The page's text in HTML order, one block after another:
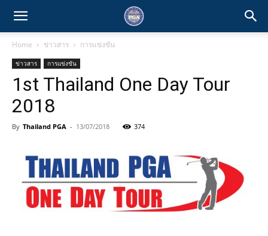
Home ข่าวสาร การแข่งขัน
ข่าวสาร การแข่งขัน
1st Thailand One Day Tour
2018
By Thailand PGA - 13/07/2018 374